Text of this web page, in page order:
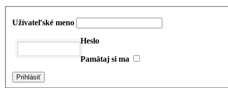
Užívateľské meno
Heslo
Pamätaj si ma